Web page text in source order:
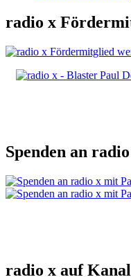
radio x
Spenden an
radio x auf Kanal